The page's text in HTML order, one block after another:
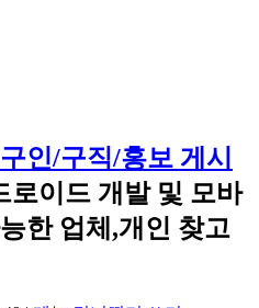
인/구직/홍보 게시
로이드 개발 및 모바
한 업체,개인 찾고